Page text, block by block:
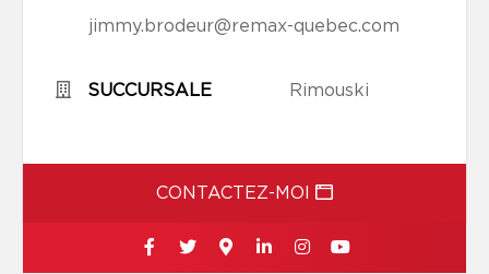
jimmy.brodeur@remax-quebec.com
SUCCURSALE Rimouski
CONTACTEZ-MOI